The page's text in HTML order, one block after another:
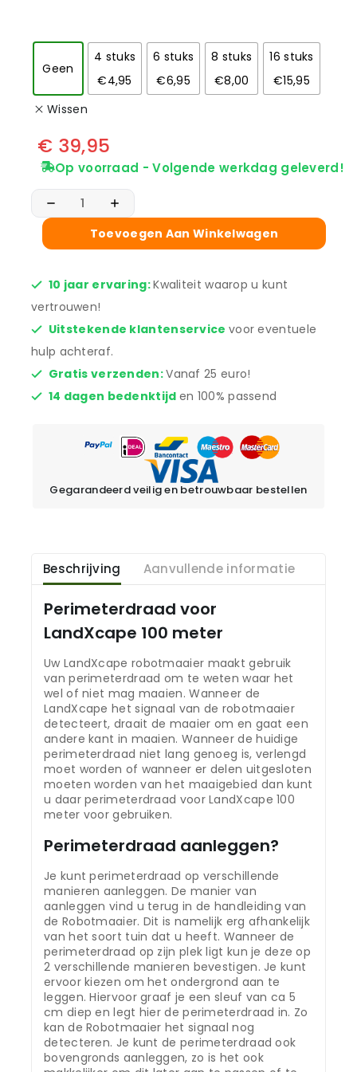
Geen
4 stuks
€4,95
6 stuks
€6,95
8 stuks
€8,00
16 stuks
€15,95
Wissen
€ 39,95
Op voorraad - Volgende werkdag geleverd!
Toevoegen Aan Winkelwagen
10 jaar ervaring:Kwaliteit waarop u kunt
vertrouwen!
Uitstekende klantenservice voor eventuele
hulp achteraf.
Gratis verzenden:Vanaf 25 euro!
14 dagen bedenktijd en 100% passend
Gegarandeerd veilig en betrouwbaar bestellen
Beschrijving Aanvullende informatie
Perimeterdraad voor
LandXcape 100 meter
Uw LandXcape robotmaaier maakt gebruik
van perimeterdraad om te weten waar het
wel of niet mag maaien. Wanneer de
LandXcape het signaal van de robotmaaier
detecteert, draait de maaier om en gaat een
andere kant in maaien. Wanneer de huidige
perimeterdraad niet lang genoeg is, verlengd
moet worden of wanneer er delen uitgesloten
moeten worden van het maaigebied dan kunt
u daar perimeterdraad voor LandXcape 100
meter voor gebruiken.
Perimeterdraad aanleggen?
Je kunt perimeterdraad op verschillende
manieren aanleggen. De manier van
aanleggen vind u terug in de handleiding van
de Robotmaaier. Dit is namelijk erg afhankelijk
van het soort tuin dat u heeft. Wanneer de
perimeterdraad op zijn plek ligt kun je deze op
2 verschillende manieren bevestigen. Je kunt
ervoor kiezen om het ondergrond aan te
leggen. Hiervoor graaf je een sleuf van ca 5
cm diep en legt hier de perimeterdraad in. Zo
kan de Robotmaaier het signaal nog
detecteren. Je kunt de perimeterdraad ook
bovengronds aanleggen, zo is het ook